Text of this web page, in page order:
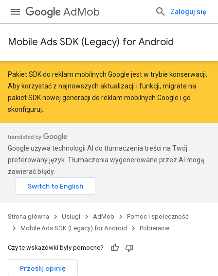
AdMob Zaloguj się
Mobile Ads SDK (Legacy) for Android
Pakiet SDK do reklam mobilnych Google jest w trybie konserwacji.
Aby korzystać z najnowszych aktualizacji i funkcji, migrate na
pakiet SDK nowej generacji do reklam mobilnych Google i go
skonfiguruj.
Google używa technologii AI do tłumaczenia treści na Twój
preferowany język. Tłumaczenia wygenerowane przez AI mogą
zawierać błędy.
Strona główna Usługi AdMob
Pomoc i społeczność
Mobile Ads SDK (Legacy) for Android
Pobieranie
Czy te wskazówki były pomocne?
Prześlij opinię